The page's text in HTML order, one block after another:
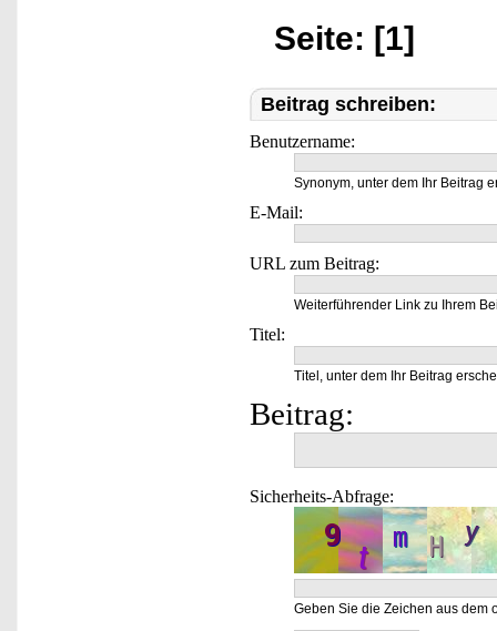
Seite: [1]
Beitrag schreiben:
Benutzername:
Synonym, unter dem Ihr Beitrag
E-Mail:
URL zum Beitrag:
Weiterführender Link zu Ihrem
Titel:
Titel, unter dem Ihr Beitrag
Beitrag:
Sicherheits-Abfrage:
Geben Sie die Zeichen aus dem